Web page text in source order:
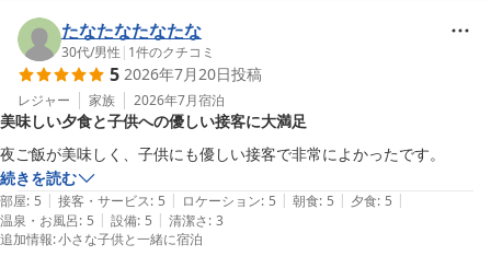
じます。スタッフ一同、お客様に心地よくお過ごしいただけるよう
努めておりますので、このようなお言葉は何よりの励みになりま
す。
今回は花火を目的にお越しいただいたとのことでしたが、「宿がメ
インになるほど思い出の宿になった」とのお言葉を拝見し、大変嬉
しく感じております。お客様のご旅行の思い出づくりのお手伝いが
できましたことは、私どもにとっても大きな喜びです。
ぜひ次回は季節を変えた城崎温泉の魅力もお楽しみいただければ幸
いです。シェルム様に再びお会いできます日を、スタッフ一同心よ
りお待ちしております。
たなたなたなたな
30代/男性 | 1件のクチコミ
5 2026年7月20日投稿
レジャー 家族 2026年7月宿泊
美味しい夕食と子供への優しい接客に大満足
夜ご飯が美味しく、子供にも優しい接客で非常によかったです。
続きを読む
部屋: 5 | 接客・サービス: 5 | ロケーション: 5 | 朝食: 5 | 夕食: 5 |
温泉・お風呂: 5 | 設備: 5 | 清潔さ: 3
追加情報:小さな子供と一緒に宿泊